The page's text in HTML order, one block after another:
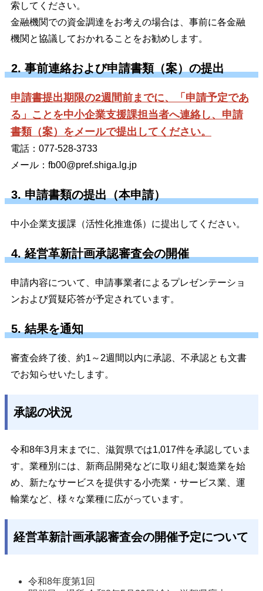
索してください。
金融機関での資金調達をお考えの場合は、事前に各金融
機関と協議しておかれることをお勧めします。
2. 事前連絡および申請書類（案）の提出
申請書提出期限の2週間前までに、「申請予定であ
る」ことを中小企業支援課担当者へ連絡し、申請
書類（案）をメールで提出してください。
電話：077-528-3733
メール： fb00@pref.shiga.lg.jp
3. 申請書類の提出（本申請）
中小企業支援課（活性化推進係）に提出してください。
4. 経営革新計画承認審査会の開催
申請内容について、申請事業者によるプレゼンテーショ
ンおよび質疑応答が予定されています。
5. 結果を通知
審査会終了後、約1～2週間以内に承認、不承認とも文書
でお知らせいたします。
承認の状況
令和8年3月末までに、滋賀県では1,017件を承認していま
す。業種別には、新商品開発などに取り組む製造業を始
め、新たなサービスを提供する小売業・サービス業、運
輸業など、様々な業種に広がっています。
経営革新計画承認審査会の開催予定について
令和8年度第1回